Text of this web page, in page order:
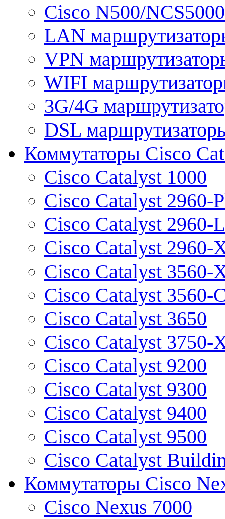
Cisco N500/
LAN
VPN
WIFI
3G/4G
DSL
Коммутаторы Cisco
Cisco Catalyst 1000
Cisco Catalyst 2960-
Cisco Catalyst 2960-L
Cisco Catalyst 2960-
Cisco Catalyst 3560-
Cisco Catalyst 3560-
Cisco Catalyst 3650
Cisco Catalyst 3750-
Cisco Catalyst 9200
Cisco Catalyst 9300
Cisco Catalyst 9400
Cisco Catalyst 9500
Cisco Catalyst
Коммутаторы Cisco
Cisco Nexus 7000